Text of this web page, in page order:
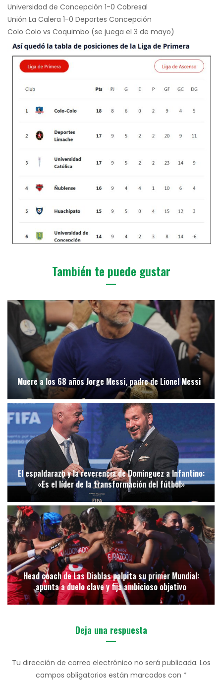
Universidad de Concepción 1-0 Cobresal
Unión La Calera 1-0 Deportes Concepción
Colo Colo vs Coquimbo (se juega el 3 de mayo)
También te puede gustar
Muere a los 68 años Jorge Messi, padre de Lionel Messi
El espaldarazo y la reverencia de Domínguez a Infantino:
«Es el líder de la transformación del fútbol»
Head coach de Las Diablas palpita su primer Mundial:
apunta a duelo clave y fija ambicioso objetivo
Deja una respuesta
Tu dirección de correo electrónico no será publicada. Los
campos obligatorios están marcados con *